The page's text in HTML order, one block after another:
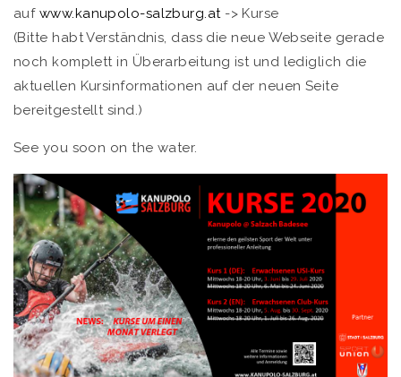
auf www.kanupolo-salzburg.at-> Kurse
(Bitte habt Verständnis, dass die neue Webseite gerade
noch komplett in Überarbeitung ist und lediglich die
aktuellen Kursinformationen auf der neuen Seite
bereitgestellt sind.)
See you soon on the water.